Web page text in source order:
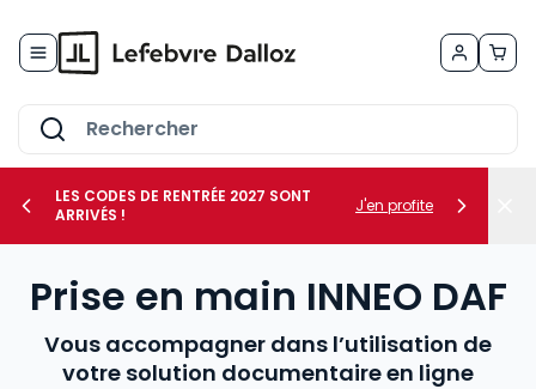
le sous-menu Vos métiers
LES CODES DE RENTRÉE 2027 SONT
ARRIVÉS !
J'en profite
Prise en main INNEO DAF
Vous accompagner dans l’utilisation de
votre solution documentaire en ligne